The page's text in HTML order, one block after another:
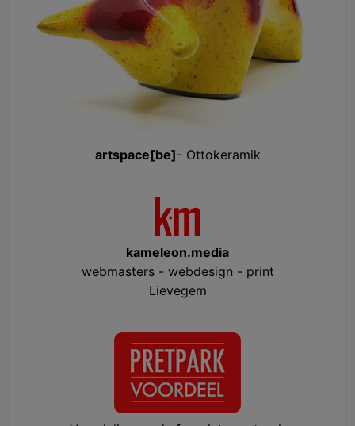
artspace[be]- Ottokeramik
kameleon.media
webmasters - webdesign - print
Lievegem